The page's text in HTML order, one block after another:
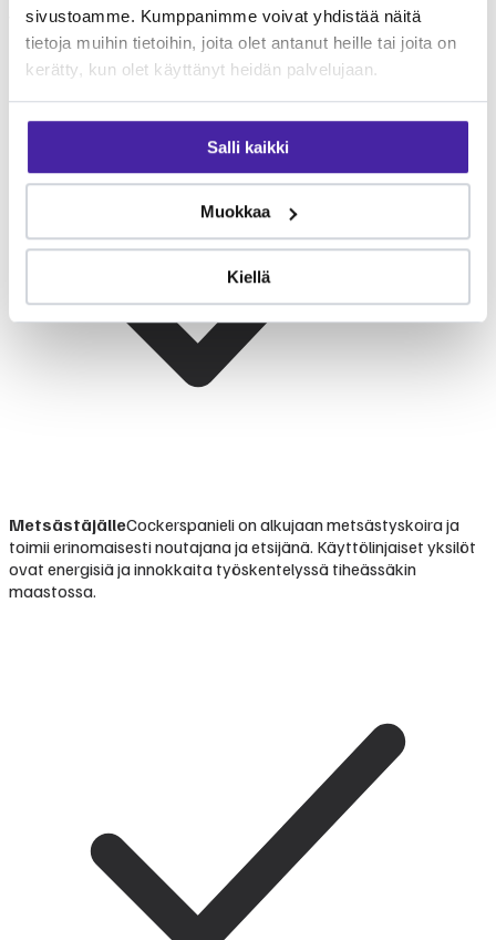
sivustoamme. Kumppanimme voivat yhdistää näitä
tietoja muihin tietoihin, joita olet antanut heille tai joita on
kerätty, kun olet käyttänyt heidän palvelujaan.
Salli kaikki
Muokkaa
Kiellä
välttämätön — rotu on aktiivisempi kuin moni luulee.
MetsästäjälleCockerspanieli on alkujaan metsästyskoira ja
toimii erinomaisesti noutajana ja etsijänä. Käyttölinjaiset yksilöt
ovat energisiä ja innokkaita työskentelyssä tiheässäkin
maastossa.